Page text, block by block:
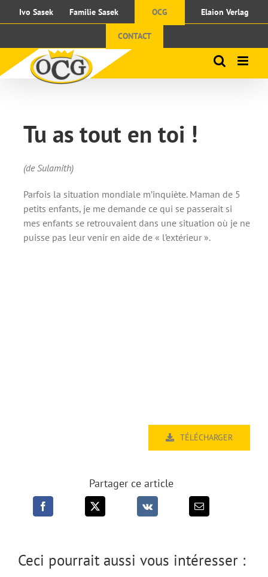
Passer
au
Ivo Sasek Familie Sasek OCG Elaion Verlag
CONTACT
Tu as tout en toi !
(de Sulamith)
Parfois la situation mondiale m’inquiète. Maman de 5
petits enfants, je me demande ce qui se passerait si
mes enfants se retrouvaient dans une situation où je ne
puisse pas leur venir en aide de « l’extérieur ».
TÉLÉCHARGER
Partager ce article
Ceci pourrait aussi vous intéresser :